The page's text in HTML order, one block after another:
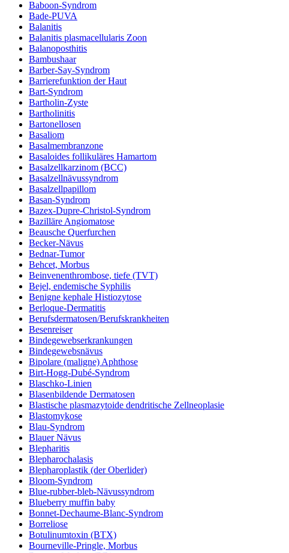
Baboon-Syndrom
Bade-PUVA
Balanitis
Balanitis plasmacellularis Zoon
Balanoposthitis
Bambushaar
Barber-Say-Syndrom
Barrierefunktion der Haut
Bart-Syndrom
Bartholin-Zyste
Bartholinitis
Bartonellosen
Basaliom
Basalmembranzone
Basaloides follikuläres Hamartom
Basalzellkarzinom (BCC)
Basalzellnävussyndrom
Basalzellpapillom
Basan-Syndrom
Bazex-Dupre-Christol-Syndrom
Bazilläre Angiomatose
Beausche Querfurchen
Becker-Nävus
Bednar-Tumor
Behcet, Morbus
Beinvenenthrombose, tiefe (TVT)
Bejel, endemische Syphilis
Benigne kephale Histiozytose
Berloque-Dermatitis
Berufsdermatosen/Berufskrankheiten
Besenreiser
Bindegewebserkrankungen
Bindegewebsnävus
Bipolare (maligne) Aphthose
Birt-Hogg-Dubé-Syndrom
Blaschko-Linien
Blasenbildende Dermatosen
Blastische plasmazytoide dendritische Zellneoplasie
Blastomykose
Blau-Syndrom
Blauer Nävus
Blepharitis
Blepharochalasis
Blepharoplastik (der Oberlider)
Bloom-Syndrom
Blue-rubber-bleb-Nävussyndrom
Blueberry muffin baby
Bonnet-Dechaume-Blanc-Syndrom
Borreliose
Botulinumtoxin (BTX)
Bourneville-Pringle, Morbus